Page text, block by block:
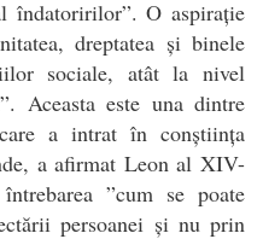
îndatoririlor”. O aspirație
dreptatea și binele
sociale, atât la nivel
Aceasta este una dintre
a intrat în conștiința
a afirmat Leon al XIV-
”cum se poate
persoanei și nu prin